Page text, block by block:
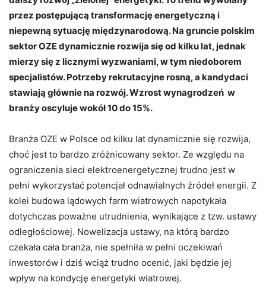
przez postępującą transformację energetyczną i
niepewną sytuację międzynarodową. Na gruncie polskim
sektor OZE dynamicznie rozwija się od kilku lat, jednak
mierzy się z licznymi wyzwaniami, w tym niedoborem
specjalistów. Potrzeby rekrutacyjne rosną, a kandydaci
stawiają głównie na rozwój. Wzrost wynagrodzeń w
branży oscyluje wokół 10 do 15%.
Branża OZE w Polsce od kilku lat dynamicznie się rozwija,
choć jest to bardzo zróżnicowany sektor. Ze względu na
ograniczenia sieci elektroenergetycznej trudno jest w
pełni wykorzystać potencjał odnawialnych źródeł energii. Z
kolei budowa lądowych farm wiatrowych napotykała
dotychczas poważne utrudnienia, wynikające z tzw. ustawy
odległościowej. Nowelizacja ustawy, na którą bardzo
czekała cała branża, nie spełniła w pełni oczekiwań
inwestorów i dziś wciąż trudno ocenić, jaki będzie jej
wpływ na kondycję energetyki wiatrowej.